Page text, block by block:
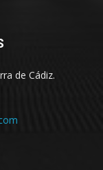
de Cádiz.